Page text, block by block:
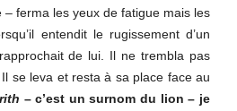
– ferma les yeux de fatigue mais les
entendit le rugissement d’un
de lui. Il ne trembla pas
se leva et resta à sa place face au
rith – c’est un surnom du lion – je